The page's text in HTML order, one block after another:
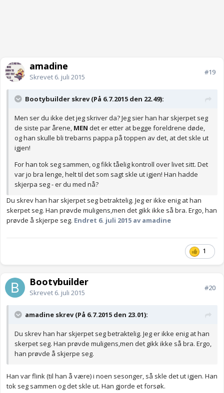
amadine
Skrevet 6. juli 2015
#19
Bootybuilder skrev (På 6.7.2015 den 22.49):
Men ser du ikke det jeg skriver da? Jeg sier han har skjerpet seg
de siste par årene, MEN det er etter at begge foreldrene døde,
og han skulle bli trebarns pappa på toppen av det, at det skle ut
igjen!
For han tok seg sammen, og fikk tåelig kontroll over livet sitt. Det
var jo bra lenge, helt til det som sagt skle ut igjen! Han hadde
skjerpa seg - er du med nå?
Du skrev han har skjerpet seg betraktelig. Jeg er ikke enig at han
skerpet seg. Han prøvde muligens,men det gikk ikke så bra. Ergo, han
prøvde å skjerpe seg. Endret 6. juli 2015 av amadine
1
Bootybuilder
Skrevet 6. juli 2015
#20
amadine skrev (På 6.7.2015 den 23.01):
Du skrev han har skjerpet seg betraktelig. Jeg er ikke enig at han
skerpet seg. Han prøvde muligens,men det gikk ikke så bra. Ergo,
han prøvde å skjerpe seg.
Han var flink (til han å være) i noen sesonger, så skle det ut igjen. Han
tok seg sammen og det skle ut. Han gjorde et forsøk.